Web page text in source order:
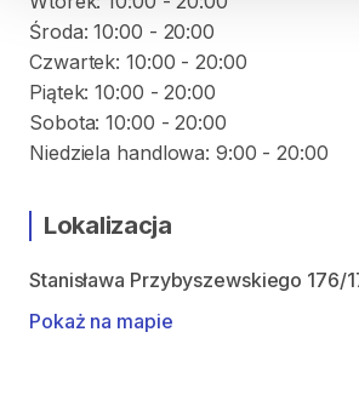
Środa: 10:00 - 20:00
Czwartek: 10:00 - 20:00
Piątek: 10:00 - 20:00
Sobota: 10:00 - 20:00
Lokalizacja
Stanisława Przybyszewskiego 176/
Pokaż na mapie